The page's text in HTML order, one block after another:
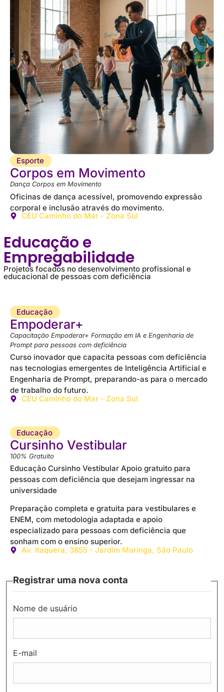
Esporte
Corpos em Movimento
Dança Corpos em Movimento
Oficinas de dança acessível, promovendo expressão
corporal e inclusão através do movimento.
CEU Caminho do Mar - Zona Sul
Educação e
Empregabilidade
Projetos focados no desenvolvimento profissional e
educacional de pessoas com deficiência
Educação
Empoderar+
Capacitação Empoderar+ Formação em IA e Engenharia de
Prompt para pessoas com deficiência
Curso inovador que capacita pessoas com deficiência
nas tecnologias emergentes de Inteligência Artificial e
Engenharia de Prompt, preparando-as para o mercado
de trabalho do futuro.
CEU Caminho do Mar - Zona Sul
Educação
Cursinho Vestibular
100% Gratuito
Educação Cursinho Vestibular Apoio gratuito para
pessoas com deficiência que desejam ingressar na
universidade
Preparação completa e gratuita para vestibulares e
ENEM, com metodologia adaptada e apoio
especializado para pessoas com deficiência que
sonham com o ensino superior.
Av. Itaquera, 3855 - Jardim Maringa, São Paulo
Registrar uma nova conta
Nome de usuário
E-mail